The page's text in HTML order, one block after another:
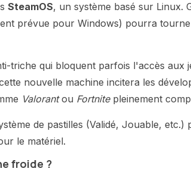
SteamOS, un système basé sur Linux.
prévue pour Windows) pourra
triche qui bloquent parfois l'accès aux
nouvelle machine incitera les
Valorantou Fortnitepleinement
de pastilles (Validé, Jouable,
le matériel.
froide ?